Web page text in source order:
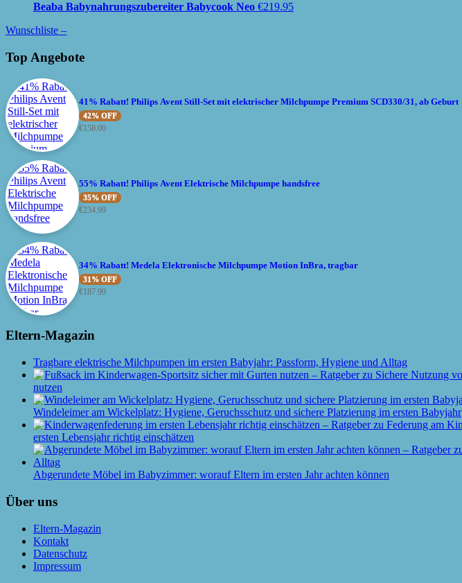
Beaba Babynahrungszubereiter Babycook Neo €219.95
Wunschliste –
Top Angebote
41% Rabatt! Philips Avent Still-Set mit elektrischer Milchpumpe Premium SCD330/31, ab Geburt
42% OFF
€158.00
55% Rabatt! Philips Avent Elektrische Milchpumpe handsfree
35% OFF
€234.99
34% Rabatt! Medela Elektronische Milchpumpe Motion InBra, tragbar
31% OFF
€187.99
Eltern-Magazin
Tragbare elektrische Milchpumpen im ersten Babyjahr: Passform, Hygiene und Alltag
nutzen
Windeleimer am Wickelplatz: Hygiene, Geruchsschutz und sichere Platzierung im ersten Babyjahr
ersten Lebensjahr richtig einschätzen
Abgerundete Möbel im Babyzimmer: worauf Eltern im ersten Jahr achten können
Über uns
Eltern-Magazin
Kontakt
Datenschutz
Impressum